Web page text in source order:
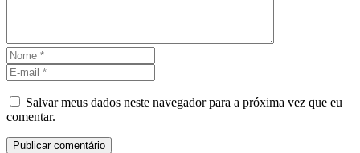
Salvar meus dados neste navegador para a próxima vez que eu
comentar.